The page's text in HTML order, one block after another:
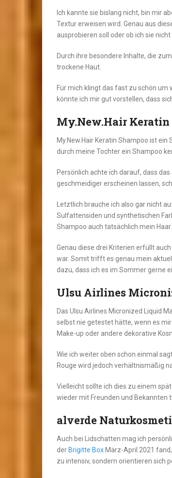
Ich kannte sie bislang nicht, bin mir
Textur erweisen wird. Genau aus
ausprobieren soll oder ob ich sie
Durch ihre besondere Inhalte, die
trockene Haut.
Für mich klingt das fast zu schön um
könnte ich mir gut vorstellen, dass
My.New.Hair Keratin
My.New.Hair Keratin Shampoo ist
durch meine Tochter ein Shampoo
Persönlich achte ich darauf, dass
geschmeidiger erscheinen lassen,
Letztlich brauche ich also gar nicht
Sulfattensiden und synthetischen
Shampoo auch tatsächlich mein Haar.
Genau diese drei Kriterien erfüllt
war. Somit trifft es genau mein
dazu, dass ich es im Sommer gerne
Ulsu Airlines
Das Ulsu Airlines Micronized Liquid
selbst nie getestet hätte, wenn es
Make-up oder andere dekorative
Wie ich weiter oben schon einmal
Rouge wird jedoch verhältnismäßig
Vielleicht sollte ich dies zu einem
wieder mit Freunden und Bekannten
alverde
Auch bei Lidschatten mag ich
der Brigitte Box März-April 2021
zu intensiv, sondern orientieren sich